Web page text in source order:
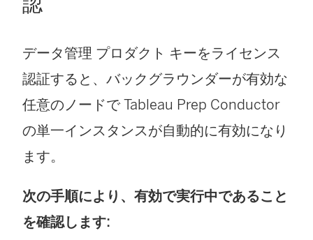
データ管理 プロダクト キーをライセンス
認証すると、バックグラウンダーが有効な
任意のノードで Tableau Prep Conductor
の単一インスタンスが自動的に有効になり
ます。
次の手順により、有効で実行中であること
を確認します: